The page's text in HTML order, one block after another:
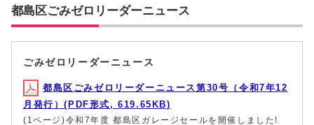
都島区ごみゼロリーダーニュース
ごみゼロリーダーニュース
都島区ごみゼロリーダーニュース第30号（令和7年12
月発行）(PDF形式, 619.65KB)
(1ページ)令和7年度 都島区ガレージセールを開催しました!